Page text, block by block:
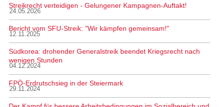
Streikrecht verteidigen - Gelungener Kampagnen-Auftakt!
24.05.2026
Bericht vom SFU-Streik: "Wir kämpfen gemeinsam!"
12.11.2025
Südkorea: drohender Generalstreik beendet Kriegsrecht nach
wenigen Stunden
04.12.2024
FPÖ-Erdrutschsieg in der Steiermark
29.11.2024